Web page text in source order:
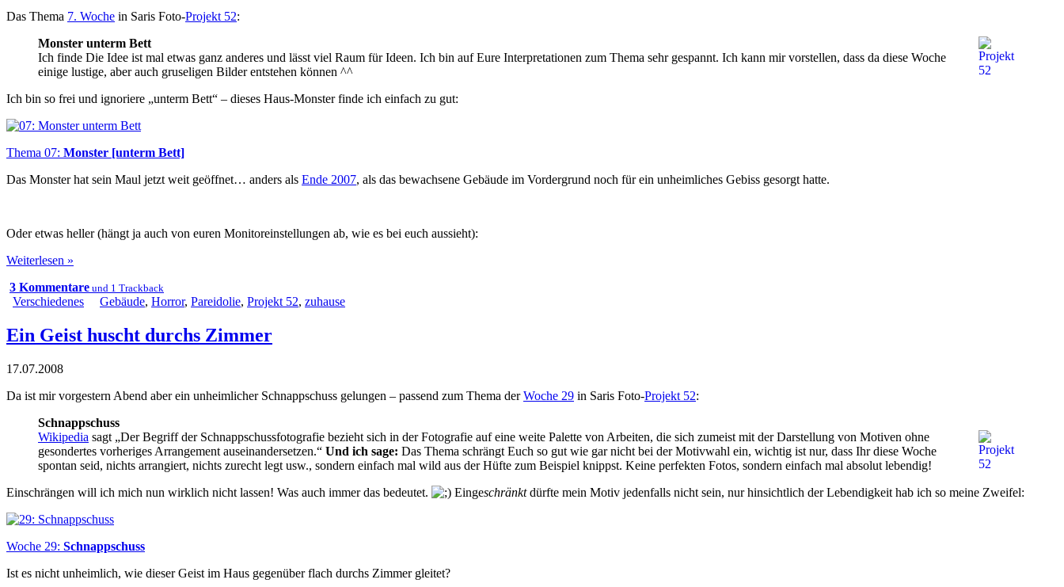
Das Thema 7. Woche in Saris Foto-Projekt 52:
Monster unterm Bett
Ich finde Die Idee ist mal etwas ganz anderes und lässt viel Raum für Ideen. Ich bin auf Eure Interpretationen zum Thema sehr gespannt. Ich kann mir vorstellen, dass da diese Woche
einige lustige, aber auch gruseligen Bilder entstehen können ^^
Ich bin so frei und ignoriere „unterm Bett“ – dieses Haus-Monster finde ich einfach zu gut:
Thema 07: Monster [unterm Bett]
Das Monster hat sein Maul jetzt weit geöffnet… anders als Ende 2007, als das bewachsene Gebäude im Vordergrund noch für ein unheimliches Gebiss gesorgt hatte.
Oder etwas heller (hängt ja auch von euren Monitoreinstellungen ab, wie es bei euch aussieht):
Weiterlesen »
3 Kommentare und 1 Trackback
Verschiedenes Gebäude, Horror, Pareidolie, Projekt 52, zuhause
Ein Geist huscht durchs Zimmer
17.07.2008
Da ist mir vorgestern Abend aber ein unheimlicher Schnappschuss gelungen – passend zum Thema derWoche 29 in Saris Foto-Projekt 52:
Schnappschuss
Wikipedia sagt „Der Begriff der Schnappschussfotografie bezieht sich in der Fotografie auf eine weite Palette von Arbeiten, die sich zumeist mit der Darstellung von Motiven ohne
gesondertes vorheriges Arrangement auseinandersetzen.“ Und ich sage: Das Thema schrängt Euch so gut wie gar nicht bei der Motivwahl ein, wichtig ist nur, dass Ihr diese Woche
spontan seid, nichts arrangiert, nichts zurecht legt usw., sondern einfach mal wild aus der Hüfte zum Beispiel knippst. Keine perfekten Fotos, sondern einfach mal absolut lebendig!
Einschrängen will ich mich nun wirklich nicht lassen! Was auch immer das bedeutet.
Eingeschränktdürfte mein Motiv jedenfalls nicht sein, nur hinsichtlich der Lebendigkeit hab ich so meine Zweifel:
Woche 29: Schnappschuss
Ist es nicht unheimlich, wie dieser Geist im Haus gegenüber flach durchs Zimmer gleitet?